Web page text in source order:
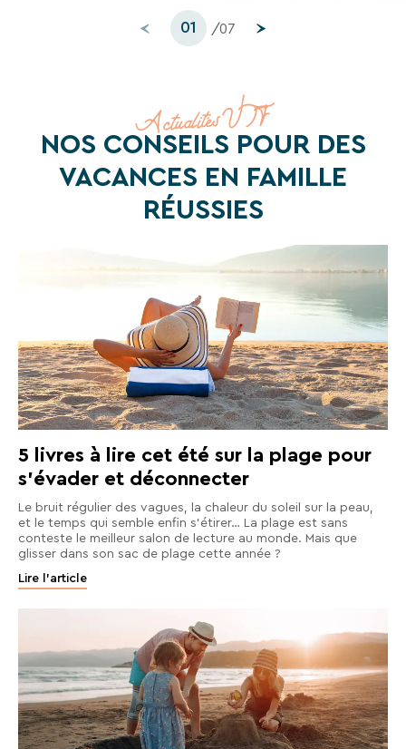
01 /07
Actualités VTF
NOS CONSEILS POUR DES
VACANCES EN FAMILLE
RÉUSSIES
5 livres à lire cet été sur la plage pour
s’évader et déconnecter
Le bruit régulier des vagues, la chaleur du soleil sur la peau,
et le temps qui semble enfin s’étirer… La plage est sans
conteste le meilleur salon de lecture au monde. Mais que
glisser dans son sac de plage cette année ?
Lire l'article